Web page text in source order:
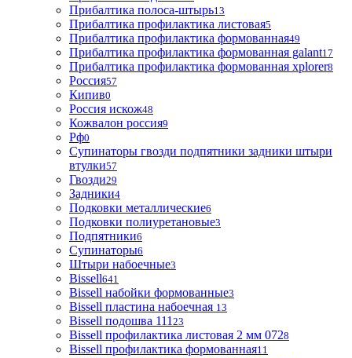
Прибалтика полоса-штырь13
Прибалтика профилактика листовая5
Прибалтика профилактика формованная49
Прибалтика профилактика формованная galant17
Прибалтика профилактика формованная xplorer8
Россия57
Кипив0
Россия искож48
Кожвалон россия9
Рф0
Супинаторы гвозди подпятники задники штыри
втулки57
Гвозди29
Задники4
Подковки металлические6
Подковки полиуретановые3
Подпятники6
Супинаторы6
Штыри набоечные3
Bissell641
Bissell набойки формованные3
Bissell пластина набоечная 13
Bissell подошва 111 23
Bissell профилактика листовая 2 мм 0728
Bissell профилактика формованная11